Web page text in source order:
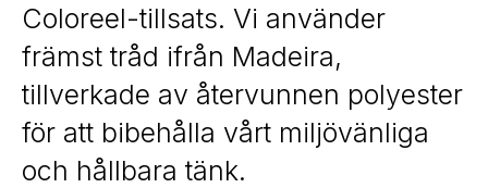
Coloreel-tillsats. Vi använder
främst tråd ifrån Madeira,
tillverkade av återvunnen polyester
för att bibehålla vårt miljövänliga
och hållbara tänk.